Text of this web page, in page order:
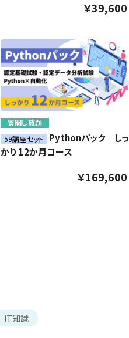
￥39,600
質問し放題
59講座セット
Pythonパック しっ
かり 12か月コース
￥169,600
IT知識